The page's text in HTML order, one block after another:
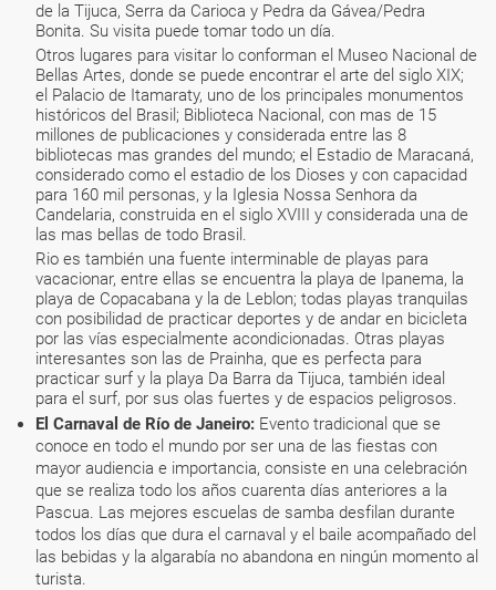
de la Tijuca, Serra da Carioca y Pedra da Gávea/Pedra
Bonita. Su visita puede tomar todo un día.
Otros lugares para visitar lo conforman el Museo Nacional de
Bellas Artes, donde se puede encontrar el arte del siglo XIX;
el Palacio de Itamaraty, uno de los principales monumentos
históricos del Brasil; Biblioteca Nacional, con mas de 15
millones de publicaciones y considerada entre las 8
bibliotecas mas grandes del mundo; el Estadio de Maracaná,
considerado como el estadio de los Dioses y con capacidad
para 160 mil personas, y la Iglesia Nossa Senhora da
Candelaria, construida en el siglo XVIII y considerada una de
las mas bellas de todo Brasil.
Rio es también una fuente interminable de playas para
vacacionar, entre ellas se encuentra la playa de Ipanema, la
playa de Copacabana y la de Leblon; todas playas tranquilas
con posibilidad de practicar deportes y de andar en bicicleta
por las vías especialmente acondicionadas. Otras playas
interesantes son las de Prainha, que es perfecta para
practicar surf y la playa Da Barra da Tijuca, también ideal
para el surf, por sus olas fuertes y de espacios peligrosos.
El Carnaval de Río de Janeiro: Evento tradicional que se
conoce en todo el mundo por ser una de las fiestas con
mayor audiencia e importancia, consiste en una celebración
que se realiza todo los años cuarenta días anteriores a la
Pascua. Las mejores escuelas de samba desfilan durante
todos los días que dura el carnaval y el baile acompañado del
las bebidas y la algarabía no abandona en ningún momento al
turista.